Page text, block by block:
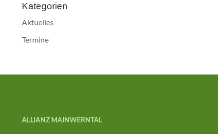
Kategorien
Aktuelles
Termine
ALLIANZ MAINWERNTAL